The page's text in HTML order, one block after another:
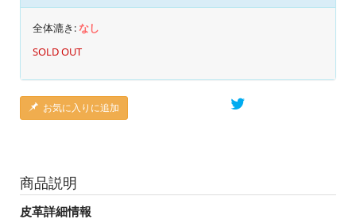
全体漉き:なし
SOLD OUT
お気に入りに追加
商品説明
皮革詳細情報